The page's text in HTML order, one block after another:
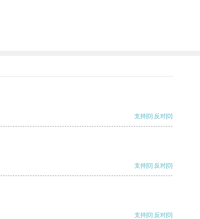
支持[0] 反对[0]
支持[0] 反对[0]
支持[0] 反对[0]